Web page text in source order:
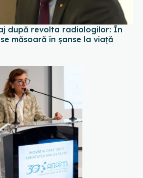
după revolta radiologilor: În
măsoară în șanse la viață